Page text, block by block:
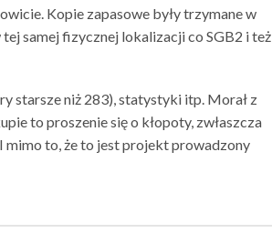
Kopie zapasowe były trzymane w
tej samej fizycznej lokalizacji co SGB2 i też
starsze niż 283), statystyki itp. Morał z
to proszenie się o kłopoty, zwłaszcza
mimo to, że to jest projekt prowadzony